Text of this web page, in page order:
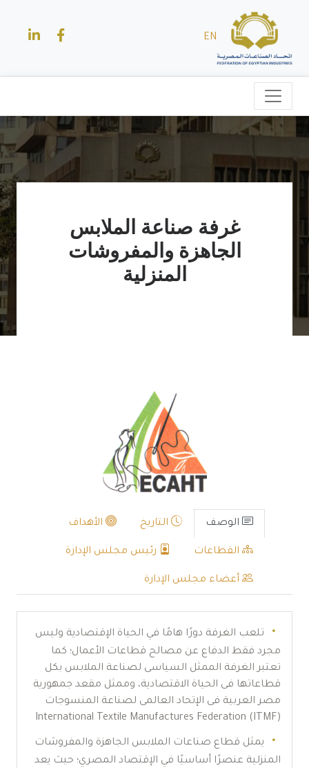
EN
غرفة صناعة الملابس
الجاهزة والمفروشات
المنزلية
الوصف التاريخ الأهداف
القطاعات رئيس مجلس الإدارة
أعضاء مجلس الإدارة
تلعب الغرفة دورًا هامًا في الحياة الإقتصادية وليس
مجرد فقط الدفاع عن مصالح قطاعات الأعمال؛ كما
تعتبر الغرفة الممثل السياسى لصناعة الملابس بكل
قطاعاتها فى الحياة الاقتصادية، وممثل مقعد جمهورية
مصر العربية فى الإتحاد العالمى لصناعة المنسوجات
International Textile Manufactures Federation (ITMF)
يمثل قطاع صناعات الملابس الجاهزة والمفروشات
المنزلية عنصرًا أساسيًا في الإقتصاد المصري؛ حيث يعد